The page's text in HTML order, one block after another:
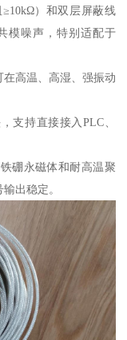
≥10kΩ）和双层屏蔽线
模噪声，特别适配于
在高温、高湿、强振动
支持直接接入PLC、
硼永磁体和耐高温聚
出稳定。